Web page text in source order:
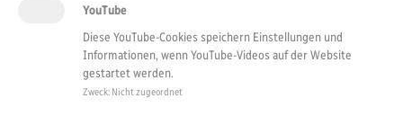
YouTube
Diese YouTube-Cookies speichern Einstellungen und
Informationen, wenn YouTube-Videos auf der Website
gestartet werden.
Zweck: Nicht zugeordnet